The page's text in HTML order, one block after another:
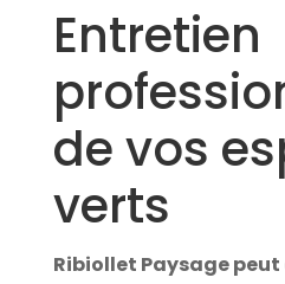
Entretien
de vos
verts
Ribiollet Paysage peut